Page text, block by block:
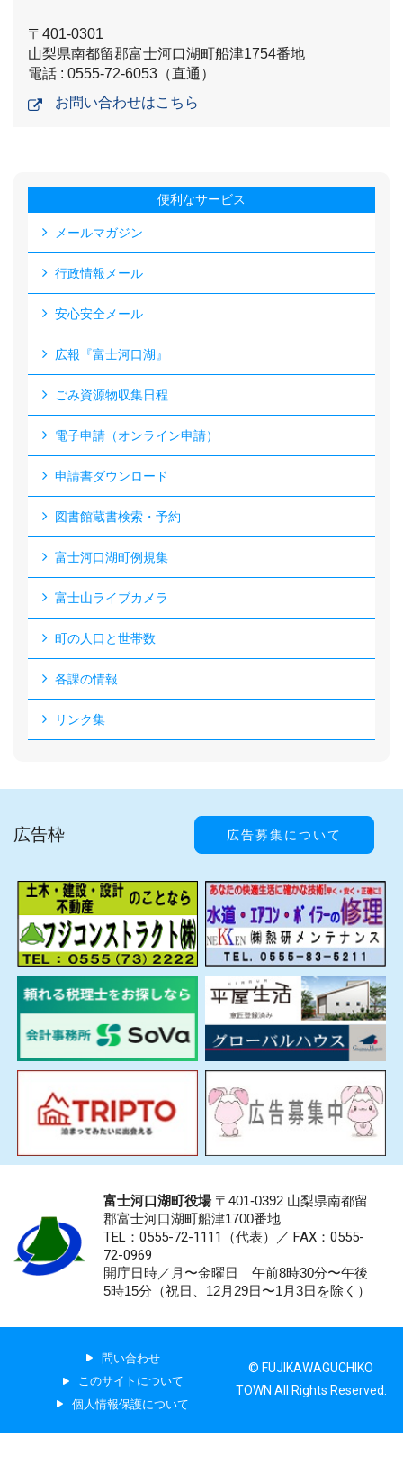
〒401-0301
山梨県南都留郡富士河口湖町船津1754番地
電話 : 0555-72-6053（直通）
お問い合わせはこちら
便利なサービス
メールマガジン
行政情報メール
安心安全メール
広報『富士河口湖』
ごみ資源物収集日程
電子申請（オンライン申請）
申請書ダウンロード
図書館蔵書検索・予約
富士河口湖町例規集
富士山ライブカメラ
町の人口と世帯数
各課の情報
リンク集
広告枠 広告募集について
富士河口湖町役場〒401-0392 山梨県南都留
郡富士河口湖町船津1700番地
TEL：0555-72-1111 （代表）／ FAX：0555-
72-0969
開庁日時／月〜金曜日 午前8時30分〜午後
5時15分（祝日、12月29日〜1月3日を除く）
問い合わせ
このサイトについて
個人情報保護について
© FUJIKAWAGUCHIKO
TOWN All Rights Reserved.